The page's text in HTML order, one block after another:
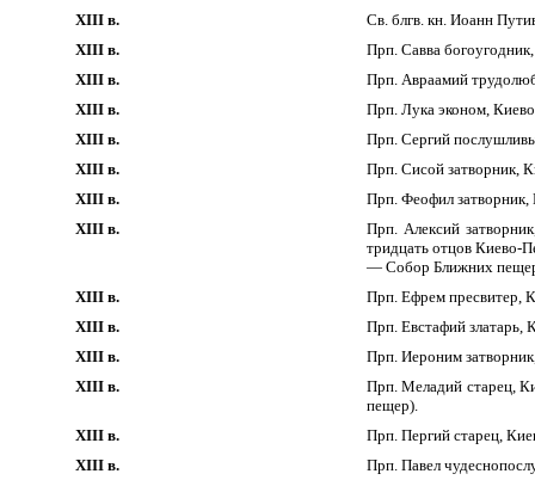
XIII в.
Св. блгв. кн. Иоанн
XIII в.
Прп. Савва
XIII в.
Прп. Авраамий
XIII в.
Прп. Лука эконом,
XIII в.
Прп. Сергий
XIII в.
Прп. Сисой затворник,
XIII в.
Прп. Феофил
XIII в.
Прп. Алексий
тридцать отцов Киево-
— Собор Ближних
XIII в.
Прп. Ефрем пресвитер,
XIII в.
Прп. Евстафий златарь,
XIII в.
Прп. Иероним
XIII в.
Прп. Меладий старец,
пещер).
XIII в.
Прп. Пергий старец,
XIII в.
Прп. Павел